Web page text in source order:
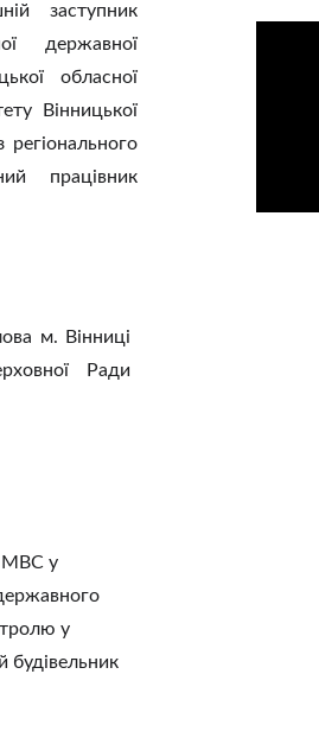
заступник
державної
обласної
Вінницької
регіонального
працівник
м. Вінниці
Ради
МВС у
у
будівельник